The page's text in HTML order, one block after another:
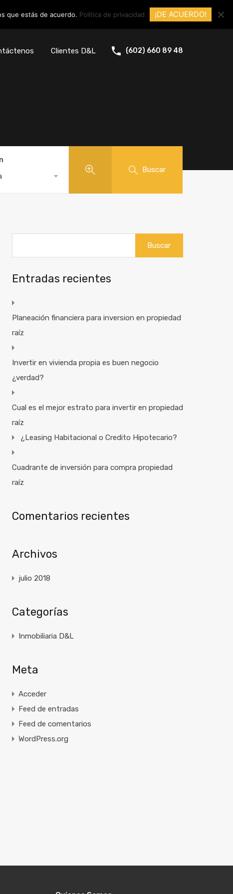
Clientes D&L (602) 660 89 48
Buscar
Entradas recientes
Planeación financiera para inversion en propiedad
raíz
Invertir en vivienda propia es buen negocio
¿verdad?
Cual es el mejor estrato para invertir en propiedad
raíz
¿Leasing Habitacional o Credito Hipotecario?
Cuadrante de inversión para compra propiedad
raíz
Comentarios recientes
Archivos
julio 2018
Categorías
Inmobiliaria D&L
Meta
Acceder
Feed de entradas
Feed de comentarios
WordPress.org
que estás de acuerdo. Política de privacidad ¡DE ACUERDO!